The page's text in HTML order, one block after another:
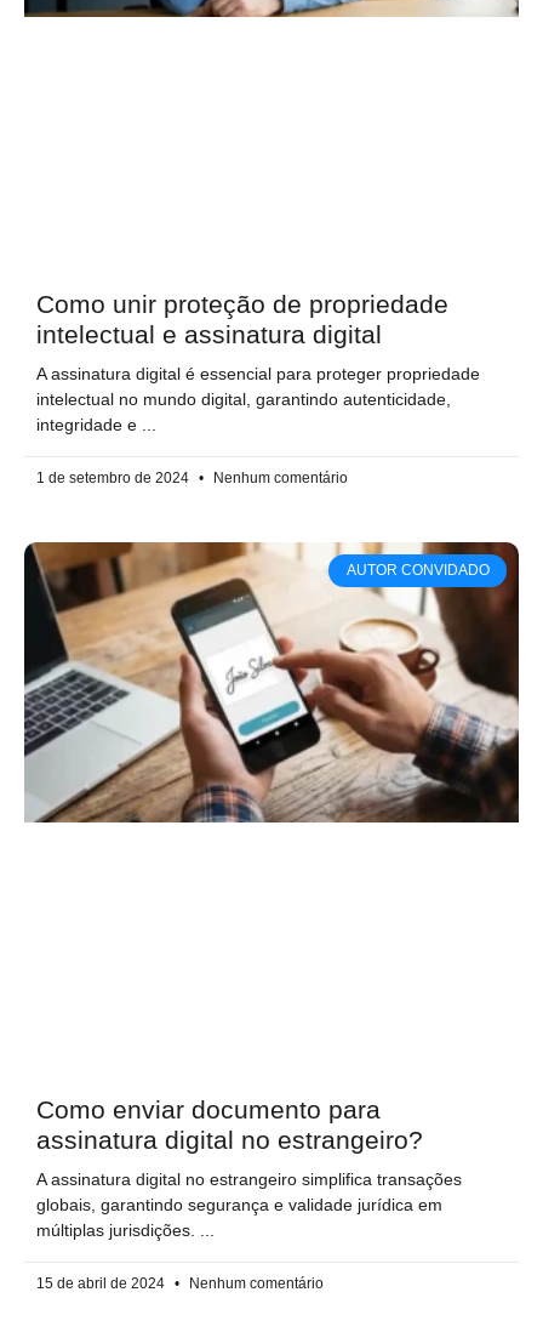
Como unir proteção de propriedade
intelectual​ e assinatura digital
A assinatura digital é essencial para proteger propriedade
intelectual no mundo digital, garantindo autenticidade,
integridade e
1 de setembro de 2024 Nenhum comentário
AUTOR CONVIDADO
Como enviar documento para
assinatura digital no estrangeiro​?
A assinatura digital no estrangeiro simplifica transações
globais, garantindo segurança e validade jurídica em
múltiplas jurisdições.
15 de abril de 2024 Nenhum comentário